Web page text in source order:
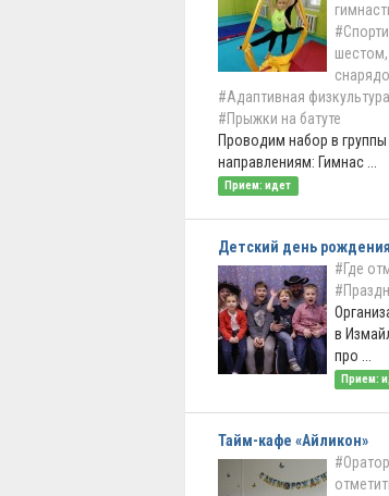
шестом,
#Адаптивная физкультура
#Прыжки на батуте
Проводим набор в
направлениям: Гимнас ...
Прием: идет
Детский день
#Где
в
про ...
Прием:
Тайм-кафе «Айликон»